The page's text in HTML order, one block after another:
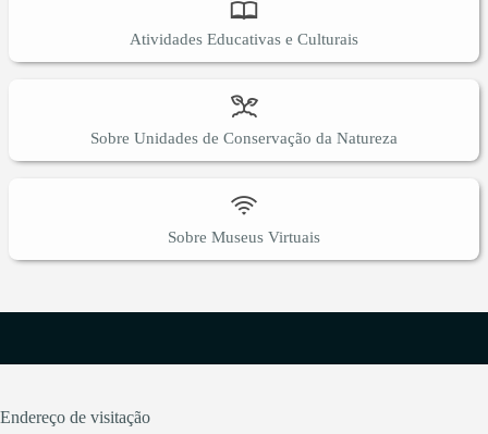
Atividades Educativas e Culturais
Sobre Unidades de Conservação da Natureza
Sobre Museus Virtuais
Endereço de visitação